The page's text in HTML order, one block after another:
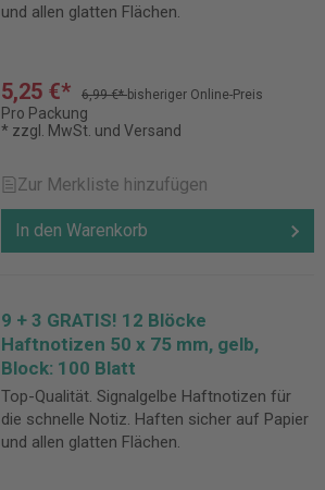
und allen glatten Flächen.
5,25 €* 6,99 €*bisheriger Online-Preis
Pro Packung
* zzgl. MwSt. und Versand
Zur Merkliste hinzufügen
In den Warenkorb
9 + 3 GRATIS! 12 Blöcke
Haftnotizen 50 x 75 mm, gelb,
Block: 100 Blatt
Top-Qualität. Signalgelbe Haftnotizen für
die schnelle Notiz. Haften sicher auf Papier
und allen glatten Flächen.